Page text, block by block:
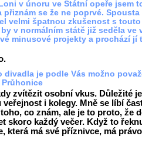
v únoru ve Státní opeře jsem
se že ne poprvé. Spousta
velmi špatnou zkušenost s
v normálním státě již seděla ve
minusové projekty a prochází jí
divadla je podle Vás možno
Průhonice
zvítězit osobní vkus. Důležité je
i kolegy. Mně se líbí
co znám, ale je to proto, že
skoro každý večer. Když to
která má své příznivce, má